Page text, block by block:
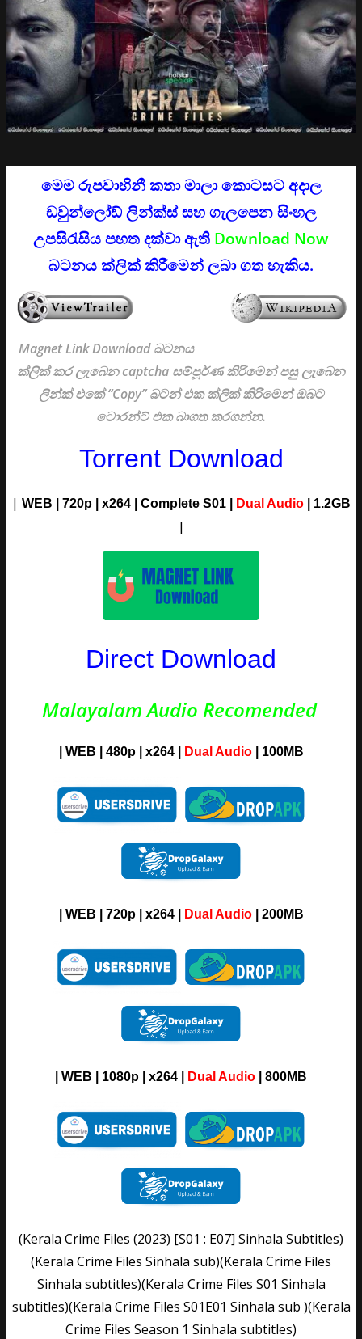
මෙම රුපවාහිනී කතා මාලා කොටසට අදාල
ඩවුන්ලෝඩ් ලින්ක්ස් සහ ගැලපෙන සිංහල
උපසිරැසිය පහත දක්වා ඇති Download Now
බටනය ක්ලික් කිරීමෙන් ලබා ගත හැකිය.
Magnet Link Download බටනය
ක්ලික් කර ලැබෙන captcha සම්පූර්ණ කිරිමෙන් පසු ලැබෙන
ලින්ක් එකේ “Copy” බටන් එක ක්ලික් කිරිමෙන් ඔබට
ටොරන්ට් එක බාගත කරගන්න.
Torrent Download
| WEB | 720p | x264 | Complete S01 | Dual Audio | 1.2GB
|
Direct Download
Malayalam Audio Recomended
| WEB | 480p | x264 | Dual Audio| 100MB
| WEB | 720p | x264 | Dual Audio| 200MB
| WEB | 1080p | x264 | Dual Audio | 800MB
(Kerala Crime Files (2023) [S01 : E07] Sinhala Subtitles)
(Kerala Crime Files Sinhala sub)(Kerala Crime Files
Sinhala subtitles)(Kerala Crime Files S01 Sinhala
subtitles)(Kerala Crime Files S01E01 Sinhala sub )(Kerala
Crime Files Season 1 Sinhala subtitles)